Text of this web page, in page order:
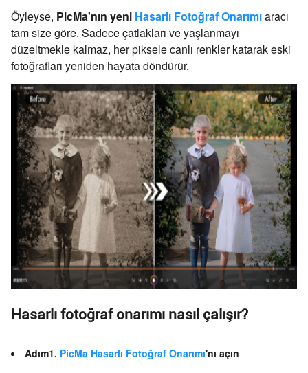
Öyleyse, PicMa'nın yeni Hasarlı Fotoğraf Onarımıaracı
tam size göre. Sadece çatlakları ve yaşlanmayı
düzeltmekle kalmaz, her piksele canlı renkler katarak eski
fotoğrafları yeniden hayata döndürür.
Hasarlı fotoğraf onarımı nasıl çalışır?
Adım1. PicMa Hasarlı Fotoğraf Onarımı'nı açın